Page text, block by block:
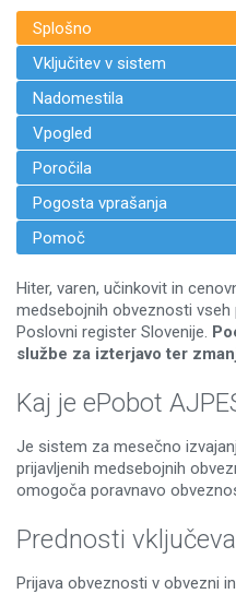
Splošno
Vključitev v sistem
Nadomestila
Vpogled
Poročila
Pogosta vprašanja
Pomoč
Hiter, varen, učinkovit in
medsebojnih obveznosti vseh
Poslovni register Slovenije.
službe za izterjavo ter
Kaj je ePobot
Je sistem za mesečno
prijavljenih medsebojnih
omogoča poravnavo
Prednosti
Prijava obveznosti v obvezni